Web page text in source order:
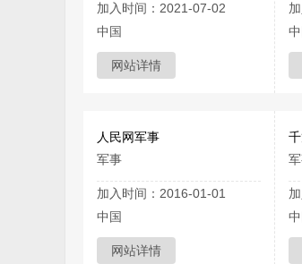
加入时间：2021-07-02
中国
网站详情
人民网军事
军事
加入时间：2016-01-01
中国
网站详情